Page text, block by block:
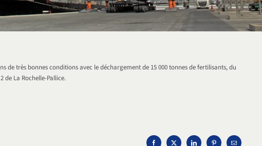
de très bonnes conditions avec le déchargement de 15 000 tonnes de fertilisants, du
de La Rochelle-Pallice.